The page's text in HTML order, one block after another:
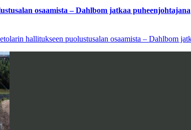
osaamista – Dahlbom jatkaa puheenjohtajana
hallitukseen puolustusalan osaamista – Dahlbom